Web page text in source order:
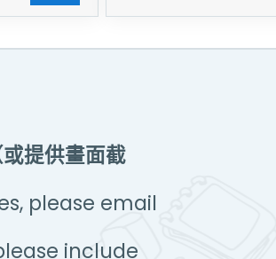
提供畫面截
please email
include